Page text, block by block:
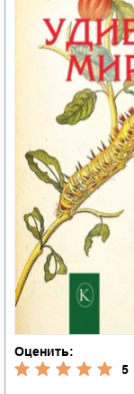
Оценить:
5